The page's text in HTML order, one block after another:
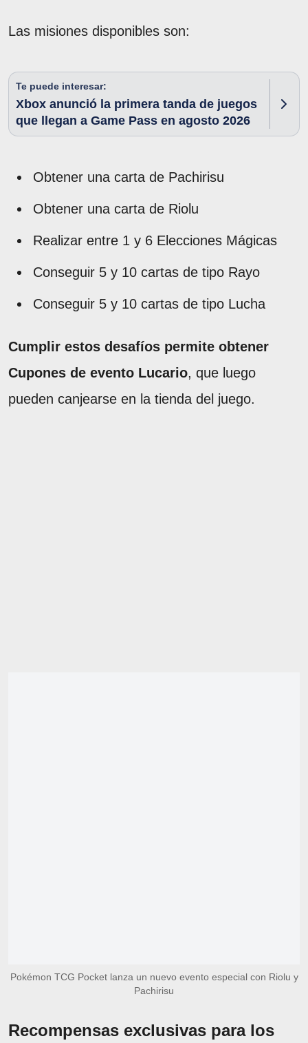
Las misiones disponibles son:
Te puede interesar:
Xbox anunció la primera tanda de juegos
que llegan a Game Pass en agosto 2026
Obtener una carta de Pachirisu
Obtener una carta de Riolu
Realizar entre 1 y 6 Elecciones Mágicas
Conseguir 5 y 10 cartas de tipo Rayo
Conseguir 5 y 10 cartas de tipo Lucha
Cumplir estos desafíos permite obtener
Cupones de evento Lucario, que luego
pueden canjearse en la tienda del juego.
Pokémon TCG Pocket lanza un nuevo evento especial con Riolu y
Pachirisu
Recompensas exclusivas para los